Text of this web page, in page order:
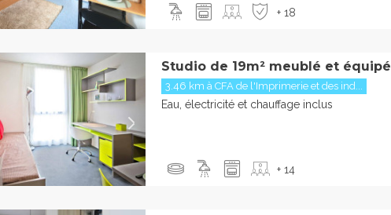
+ 18
Studio de 19m² meublé et équipé
3.46 km à CFA de l'Imprimerie et des ind...
Eau, électricité et chauffage inclus
+ 14